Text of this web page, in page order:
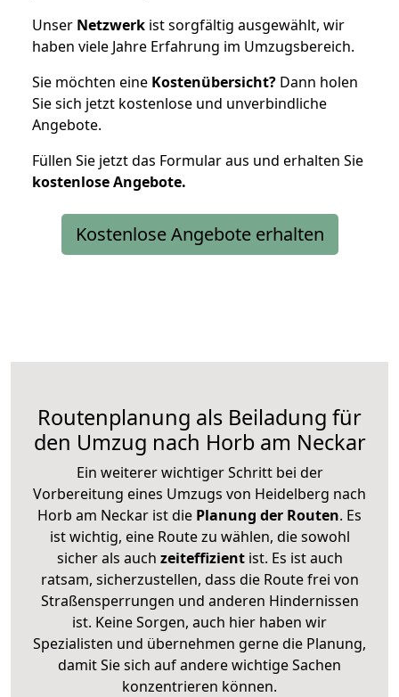
Unser Netzwerk ist sorgfältig ausgewählt, wir
haben viele Jahre Erfahrung im Umzugsbereich.
Sie möchten eine Kostenübersicht? Dann holen
Sie sich jetzt kostenlose und unverbindliche
Angebote.
Füllen Sie jetzt das Formular aus und erhalten Sie
kostenloseAngebote.
Kostenlose Angebote erhalten
Routenplanung als Beiladung für
den Umzug nach Horb am Neckar
Ein weiterer wichtiger Schritt bei der
Vorbereitung eines Umzugs von Heidelberg nach
Horb am Neckar ist die Planung der Routen. Es
ist wichtig, eine Route zu wählen, die sowohl
sicher als auch zeiteffizientist. Es ist auch
ratsam, sicherzustellen, dass die Route frei von
Straßensperrungen und anderen Hindernissen
ist. Keine Sorgen, auch hier haben wir
Spezialisten und übernehmen gerne die Planung,
damit Sie sich auf andere wichtige Sachen
konzentrieren können.